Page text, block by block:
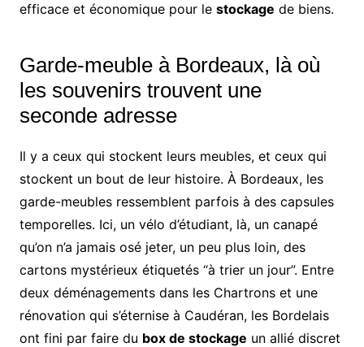
efficace et économique pour le stockage de biens.
Garde-meuble à Bordeaux, là où
les souvenirs trouvent une
seconde adresse
Il y a ceux qui stockent leurs meubles, et ceux qui
stockent un bout de leur histoire. À Bordeaux, les
garde-meubles ressemblent parfois à des capsules
temporelles. Ici, un vélo d’étudiant, là, un canapé
qu’on n’a jamais osé jeter, un peu plus loin, des
cartons mystérieux étiquetés “à trier un jour”. Entre
deux déménagements dans les Chartrons et une
rénovation qui s’éternise à Caudéran, les Bordelais
ont fini par faire du box de stockage un allié discret